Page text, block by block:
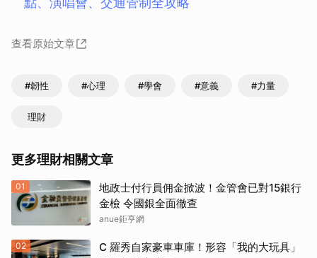
查看原始文章
#韌性 #心理 #學會 #意義 #力量
理財
更多理財相關文章
01
地政士付行員佣金掀波！金管會已對15銀行
金檢 令國銀全面徹查
anue鉅亨網
02
C 羅秀自家豪車車庫！形容「我的大玩具」